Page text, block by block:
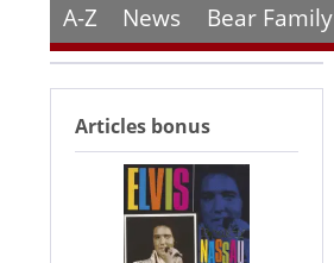
A-Z News Bear Family
Articles bonus